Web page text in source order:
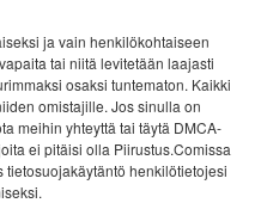
ja vain henkilökohtaiseen
tai niitä levitetään laajasti
osaksi tuntematon. Kaikki
omistajille. Jos sinulla on
meihin yhteyttä tai täytä DMCA-
ei pitäisi olla Piirustus.Comissa
henkilötietojesi